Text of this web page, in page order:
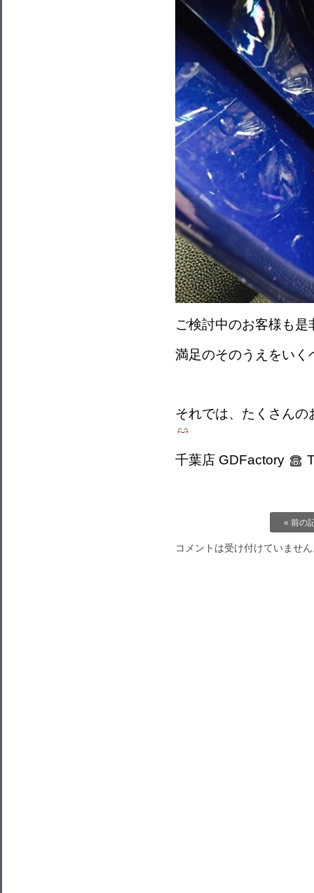
ご検討中のお客様も
満足のそのうえをいく
それでは、たくさん
千葉店 GDFactory
« 前の
コメントは受け付けていませ